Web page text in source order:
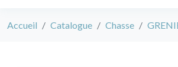
Accueil Catalogue Chasse